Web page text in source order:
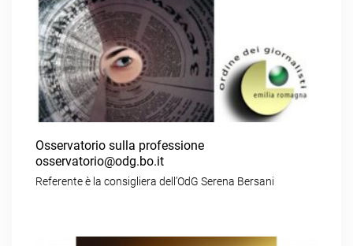
Osservatorio sulla professione
osservatorio@odg.bo.it
Referente è la consigliera dell’OdG Serena Bersani